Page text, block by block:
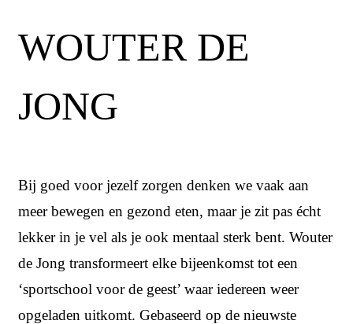
WOUTER DE
JONG
Bij goed voor jezelf zorgen denken we vaak aan
meer bewegen en gezond eten, maar je zit pas écht
lekker in je vel als je ook mentaal sterk bent. Wouter
de Jong transformeert elke bijeenkomst tot een
‘sportschool voor de geest’ waar iedereen weer
opgeladen uitkomt. Gebaseerd op de nieuwste